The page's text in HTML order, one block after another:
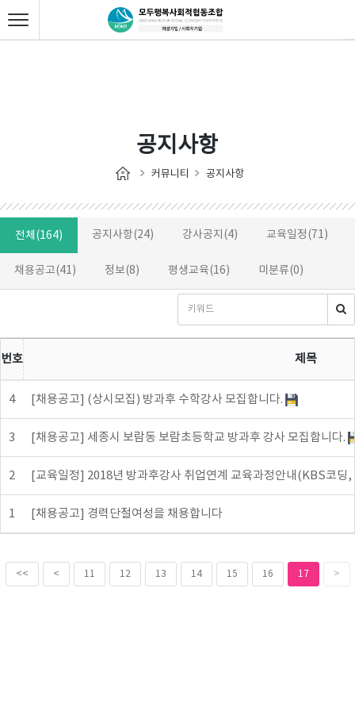
공지사항
커뮤니티 공지사항
전체(164) 공지사항(24) 강사공지(4) 교육일정(71)
채용공고(41) 정보(8) 평생교육(16) 미분류(0)
번호 제목
4 [채용공고] (상시모집) 방과후 수학강사 모집합니다.
3 [채용공고] 세종시 보람동 보람초등학교 방과후 강사 모집합니다.
2 [교육일정] 2018년 방과후강사 취업연계 교육과정안내(KBS코
1 [채용공고] 경력단절여성을 채용합니다
<< < 11 12 13 14 15 16 17 >